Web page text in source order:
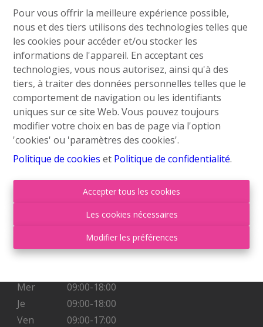
Pour vous offrir la meilleure expérience possible,
nous et des tiers utilisons des technologies telles que
les cookies pour accéder et/ou stocker les
informations de l'appareil. En acceptant ces
technologies, vous nous autorisez, ainsi qu'à des
tiers, à traiter des données personnelles telles que le
comportement de navigation ou les identifiants
uniques sur ce site Web. Vous pouvez toujours
modifier votre choix en bas de page via l'option
'cookies' ou 'paramètres des cookies'.
Politique de cookies et Politique de confidentialité.
Accepter tous les cookies
Les cookies nécessaires
Modifier les préférences
Contactez nous
Grand’Route (Flh) 548
4400 Flémalle
+32 4 234 21 10
info@roufosse.be
Disclaimer
Privacy Statement
Membre Federia
Lu
09:00-18:00
Mer
09:00-18:00
Je
09:00-18:00
Ven
09:00-17:00